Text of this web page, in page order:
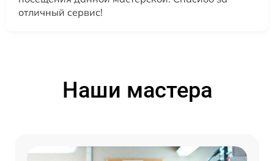
отличный сервис!
Наши мастера